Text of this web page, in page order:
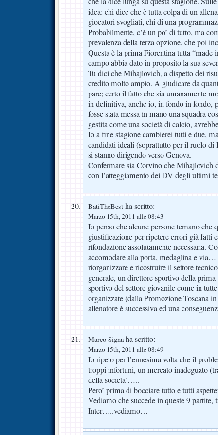
idea: chi dice che è tutta colpa di un
giocatori svogliati, chi di una
Probabilmente, c’è un po’ di tutto, ma
prevalenza della terza opzione, che poi
Questa è la prima Fiorentina tutta “made
campo abbia dato in proposito la sua
Tu dici che Mihajlovich, a dispetto dei
credito molto ampio. A giudicare da
pare; certo il fatto che sia umanamente
in definitiva, anche io, in fondo in fondo,
fosse stata messa in mano una squadra
gestita come una società di calcio,
Io a fine stagione cambierei tutti e due,
candidati ideali (soprattutto per il ruolo di
si stanno dirigendo verso Genova.
Confermare sia Corvino che Mihajlovich
con l’atteggiamento dei DV degli ultimi
BatiTheBest ha scritto:
Marzo 15th, 2011 alle 08:43
Io penso che alcune persone temano che
giustificazione per ripetere errori già fatti
rifondazione assolutamente necessaria.
accomodare alla porta, medaglina e via…
riorganizzare e ricostruire il settore
generale, un direttore sportivo della
sportivo del settore giovanile come in
organizzate (dalla Promozione Toscana
allenatore è successiva ed una
Marco Signaha scritto:
Marzo 15th, 2011 alle 08:49
Io ripeto per l’ennesima volta che il
troppi infortuni, un mercato inadeguato
della societa’…..
Pero’ prima di bocciare tutto e tutti
Vediamo che succede in queste 9
Inter…..vediamo…